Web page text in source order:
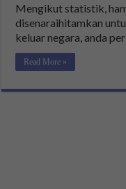
Mengikut statistik,
disenaraihitamkan
keluar negara, anda
Read More »